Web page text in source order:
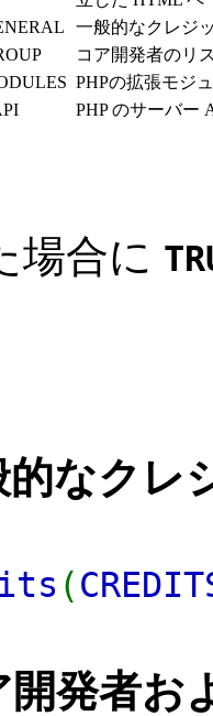
一般的なクレジ
コア開発者のリ
PHPの拡張モジ
PHP のサーバー
場合に
的なクレ
(
開発者お